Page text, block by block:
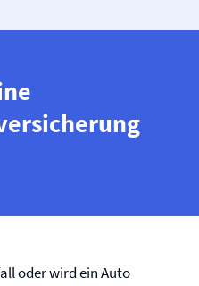
oder wird ein Auto